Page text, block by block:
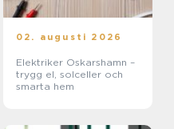
02. augusti 2026
Elektriker Oskarshamn –
trygg el, solceller och
smarta hem